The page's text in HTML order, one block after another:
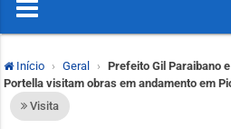
Início Geral
Prefeito Gil Paraibano
Portella visitam obras em andamento em
Visita